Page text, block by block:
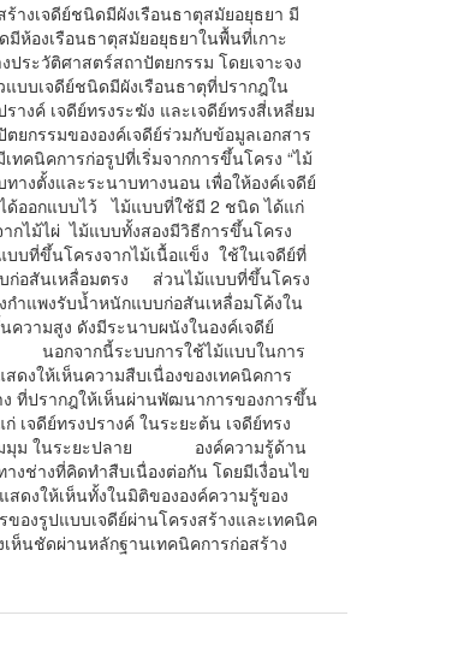
เจดีย์ชนิดมีผังเรือนธาตุสมัยอยุธยา มี
ห้องเรือนธาตุสมัยอยุธยาในพื้นที่เกาะ
ระวัติศาสตร์สถาปัตยกรรม โดยเจาะจง
บบเจดีย์ชนิดมีผังเรือนธาตุที่ปรากฎใน
งค์ เจดีย์ทรงระฆัง และเจดีย์ทรงสี่เหลี่ยม
รมขององค์เจดีย์ร่วมกับข้อมูลเอกสาร
คนิคการก่อรูปที่เริ่มจากการขึ้นโครง “ไม้
างตั้งและระนาบทางนอน เพื่อให้องค์เจดีย์
ด้ออกแบบไว้ ไม้แบบที่ใช้มี 2 ชนิด ได้แก่
กไม้ไผ่ ไม้แบบทั้งสองมีวิธีการขึ้นโครง
บบที่ขึ้นโครงจากไม้เนื้อแข็ง ใช้ในเจดีย์ที่
บก่อสันเหลื่อมตรง ส่วนไม้แบบที่ขึ้นโครง
กำแพงรับน้ำหนักแบบก่อสันเหลื่อมโค้งใน
วามสูง ดังมีระนาบผนังในองค์เจดีย์
นอกจากนี้ระบบการใช้ไม้แบบในการ
ดงให้เห็นความสืบเนื่องของเทคนิคการ
ที่ปรากฎให้เห็นผ่านพัฒนาการของการขึ้น
เจดีย์ทรงปรางค์ ในระยะต้น เจดีย์ทรง
เพิ่มมุม ในระยะปลาย องค์ความรู้ด้าน
งช่างที่คิดทำสืบเนื่องต่อกัน โดยมีเงื่อนไข
ดงให้เห็นทั้งในมิติขององค์ความรู้ของ
องรูปแบบเจดีย์ผ่านโครงสร้างและเทคนิค
ห็นชัดผ่านหลักฐานเทคนิคการก่อสร้าง